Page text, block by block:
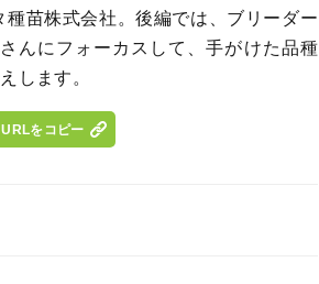
苗株式会社。後編では、ブリーダー
んにフォーカスして、手がけた品種
します。
URLをコピー